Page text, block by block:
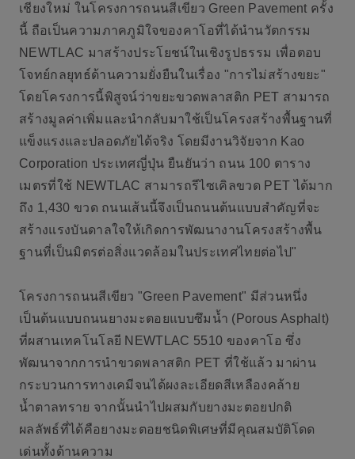
เชียงใหม่ ในโครงการถนนสีเขียว Green Pavement ครั้ง
นี้ ถือเป็นความภาคภูมิใจของคาโอที่ได้นำนวัตกรรม
NEWTLAC มาสร้างประโยชน์ในเชิงรูปธรรม เพื่อตอบ
โจทย์กลยุทธ์ด้านความยั่งยืนในเรื่อง "การไม่สร้างขยะ"
โดยโครงการนี้พิสูจน์ว่าขยะขวดพลาสติก PET สามารถ
สร้างมูลค่าเพิ่มและนำกลับมาใช้เป็นโครงสร้างพื้นฐานที่
แข็งแรงและปลอดภัยได้จริง โดยมีงานวิจัยจาก Kao
Corporation ประเทศญี่ปุ่น ยืนยันว่า ถนน 100 ตาราง
เมตรที่ใช้ NEWTLAC สามารถรีไซเคิลขวด PET ได้มาก
ถึง 1,430 ขวด ถนนเส้นนี้จึงเป็นถนนต้นแบบสำคัญที่จะ
สร้างแรงบันดาลใจให้เกิดการพัฒนางานโครงสร้างพื้น
ฐานที่เป็นมิตรต่อสิ่งแวดล้อมในประเทศไทยต่อไป"
โครงการถนนสีเขียว "Green Pavement" มีส่วนหนึ่ง
เป็นต้นแบบถนนยางมะตอยแบบซึมน้ำ (Porous Asphalt)
ที่ผสานเทคโนโลยี NEWTLAC 5510 ของคาโอ ซึ่ง
พัฒนาจากการนำขวดพลาสติก PET ที่ใช้แล้ว มาผ่าน
กระบวนการทางเคมีจนได้ผงละเอียดสีเหลืองคล้าย
น้ำตาลทราย จากนั้นนำไปผสมกับยางมะตอยปกติ
ผลลัพธ์ที่ได้คือยางมะตอยชนิดพิเศษที่มีคุณสมบัติโดด
เด่นทั้งด้านความ